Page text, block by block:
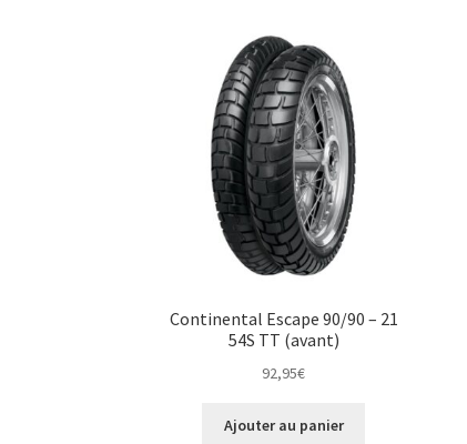
Continental Escape 90/90 – 21
54S TT (avant)
92,95€
Ajouter au panier